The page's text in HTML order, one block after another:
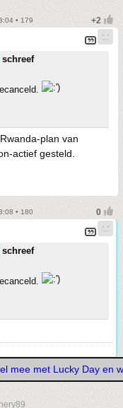
• 179
schreef
plan van
actief gesteld.
• 180
schreef
mee met Lucky Day en